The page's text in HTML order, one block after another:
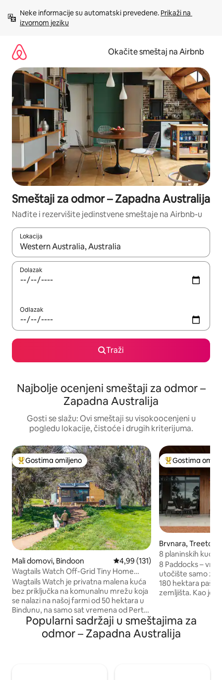
sadržaj
Neke informacije su automatski prevedene. Prikaži na
izvornom jeziku
Okačite smeštaj na Airbnb
Smeštaji za odmor – Zapadna Australija
Nađite i rezervišite jedinstvene smeštaje na Airbnb-u
Lokacija
Kad su rezultati dostupni, možete da se krećete kroz njih
Dolazak
Odlazak
Traži
Najbolje ocenjeni smeštaji za odmor –
Zapadna Australija
Gosti se slažu: Ovi smeštaji su visokoocenjeni u
pogledu lokacije, čistoće i drugih kriterijuma.
Najuspešniji među gostima omiljenim
Gostima omiljeno
Mali domovi, Bindoon Prosečna ocena 4,99 od 5,
4,99 (131)
Wagtails Watch Off-Grid Tiny Home
Retreat
Wagtails Watch je privatna malena kuća
bez priključka na komunalnu mrežu koja
se nalazi na našoj farmi od 50 hektara u
Bindunu, na samo sat vremena od Perta.
Pažljivo uređeno za opuštena jutra,
zvezdano nebo i prijatne večeri pored
vatre, to je mesto gde možete da se
Najuspešniji
Gostima
Brvnara, Treeton
8 planinskih
8 Paddocks –
utočište samo za
180 hektara
zemljišta. Kao
Planinska kuća 3
svakodnevice,
slavi spor tempo
Popularni sadržaji u smeštajima za
odmor – Zapadna Australija